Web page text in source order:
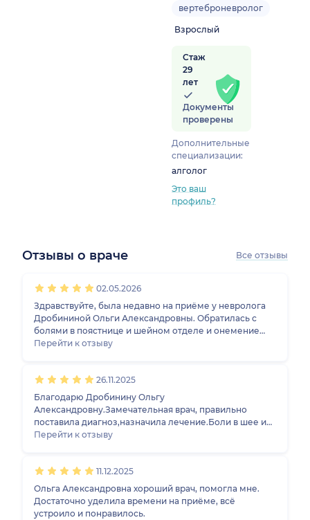
вертеброневролог
Взрослый
Стаж
29
лет
Документы
проверены
Дополнительные
специализации:
алголог
Это ваш
профиль?
Отзывы о враче Все отзывы
02.05.2026
Здравствуйте, была недавно на приёме у невролога
Дробининой Ольги Александровны. Обратилась с
болями в поястнице и шейном отделе и онемение
рук. Пришла с результатами МРТ. Врач изучила
сложилось хорошее впечатление о враче, видно, что
опытный невролог. Решили делать капельницы,
далее блокаду и плазмотерапию. После первых двух
капельниц почувствовала облегчение. Надеюсь, что
лечение мне поможет.
Перейти к отзыву
26.11.2025
Благодарю Дробинину Ольгу
Александровну.Замечательная врач, правильно
поставила диагноз,назначила лечение.Боли в шее и
головокружение прошли!
Перейти к отзыву
11.12.2025
Ольга Александровна хороший врач, помогла мне.
Достаточно уделила времени на приёме, всё
устроило и понравилось.